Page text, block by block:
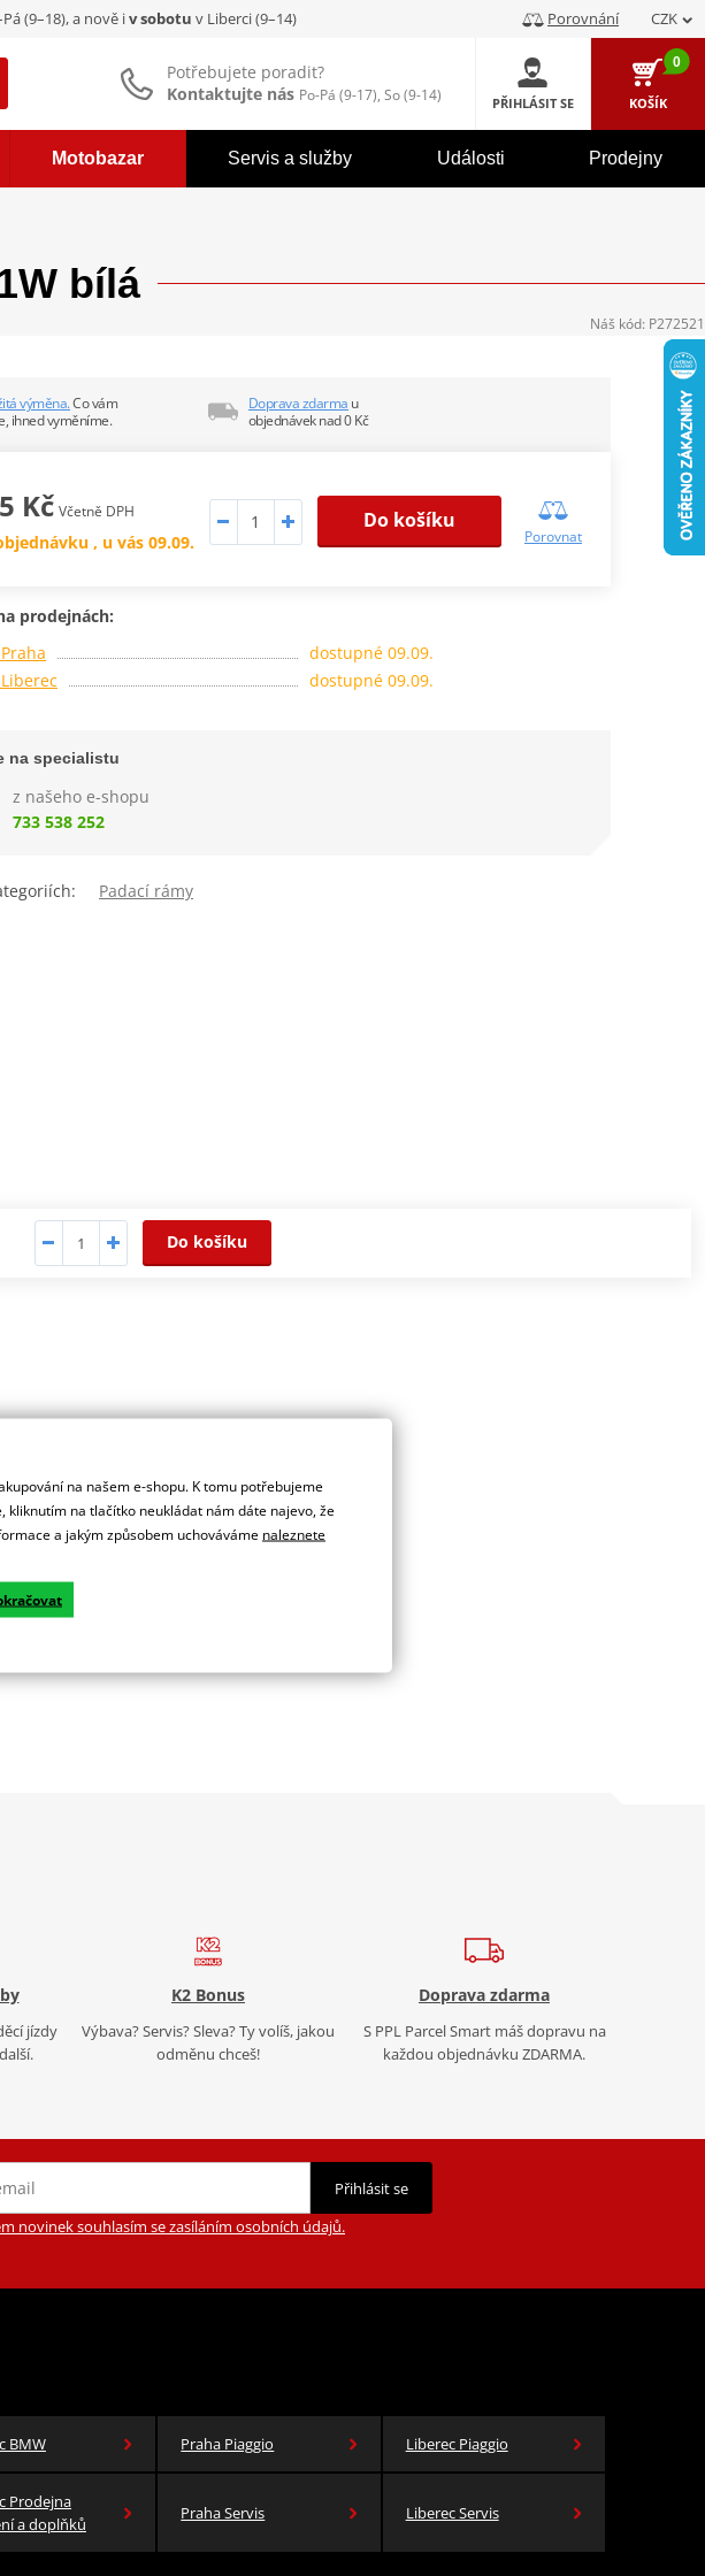
(9–18), a nově iv sobotu v Liberci (9–14) Porovnání CZK
Potřebujete poradit?
Kontaktujte nás Po-Pá (9-17), So (9-14) PŘIHLÁSIT SE
0
KOŠÍK
Motobazar Servis a služby Události Prodejny
bílá
výměna.Co vám
ihned vyměníme.
Doprava zdarma u
objednávek nad 0 Kč
Kč Včetně DPH
, u vás 09.09.
Do košíku
Porovnat
prodejnách:
dostupné 09.09.
dostupné 09.09.
na specialistu
z našeho e-shopu
733 538 252
Padací rámy
Do košíku
Náš kód: P272521
jízdy
K2 Bonus
Výbava? Servis? Sleva? Ty volíš, jakou
odměnu chceš!
Doprava zdarma
S PPL Parcel Smart máš dopravu na
každou objednávku ZDARMA.
Přihlásit se
novinek souhlasím se zasíláním osobních údajů.
BMW Praha Piaggio Liberec Piaggio
Prodejna
a doplňků
Praha Servis Liberec Servis
na našem e-shopu. K tomu potřebujeme
kliknutím na tlačítko neukládat nám dáte najevo, že
a jakým způsobem uchováváme naleznete